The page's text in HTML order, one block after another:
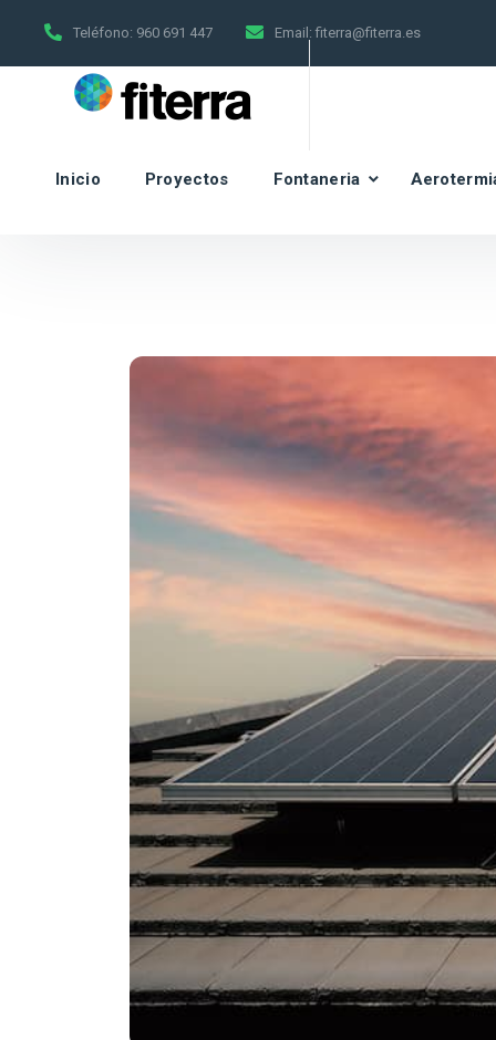
Teléfono: 960 691 447 Email: fiterra@fiterra.es
Inicio Proyectos Fontaneria